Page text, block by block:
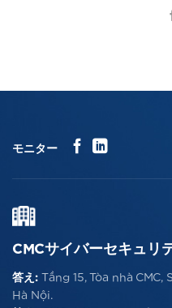
モニター
CMCサイバーセキュリ
答え: Tầng 15, Tòa nhà CMC,
Hà Nội.